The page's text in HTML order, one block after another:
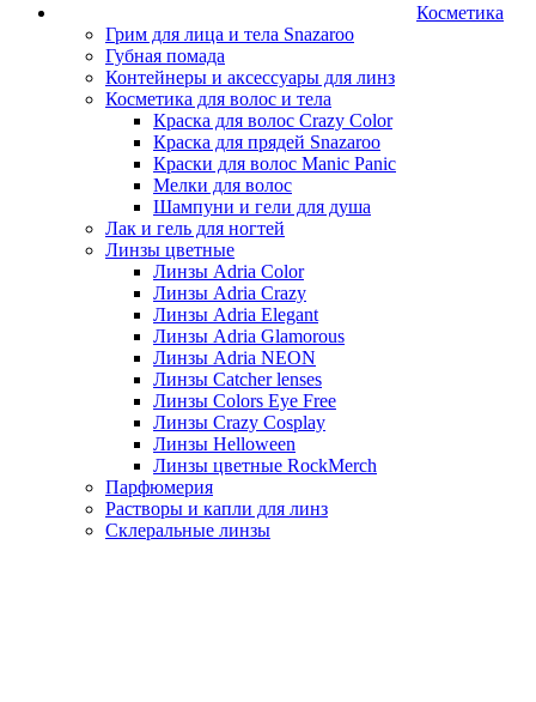
Косметика
Грим для лица и тела Snazaroo
Губная помада
Контейнеры и аксессуары для линз
Косметика для волос и тела
Краска для волос Crazy Color
Краска для прядей Snazaroo
Краски для волос Manic Panic
Мелки для волос
Шампуни и гели для душа
Лак и гель для ногтей
Линзы цветные
Линзы Adria Color
Линзы Adria Crazy
Линзы Adria Elegant
Линзы Adria Glamorous
Линзы Adria NEON
Линзы Catcher lenses
Линзы Colors Eye Free
Линзы Crazy Cosplay
Линзы Helloween
Линзы цветные RockMerch
Парфюмерия
Растворы и капли для линз
Склеральные линзы